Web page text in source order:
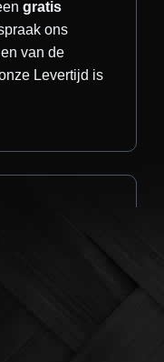
het aantal
voor je klaar.
gratis
ons
van de
Levertijd is
bij u
Onze
een